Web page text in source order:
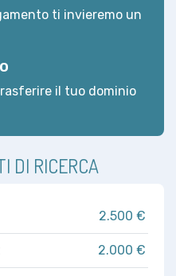
ti invieremo un
il tuo dominio
DI RICERCA
2.500 €
2.000 €